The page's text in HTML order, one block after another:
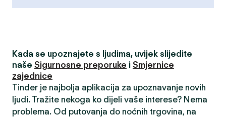
Kada se upoznajete s ljudima, uvijek slijedite
naše Sigurnosne preporuke i Smjernice
zajednice
Tinder je najbolja aplikacija za upoznavanje novih
ljudi. Tražite nekoga ko dijeli vaše interese? Nema
problema. Od putovanja do noćnih trgovina, na